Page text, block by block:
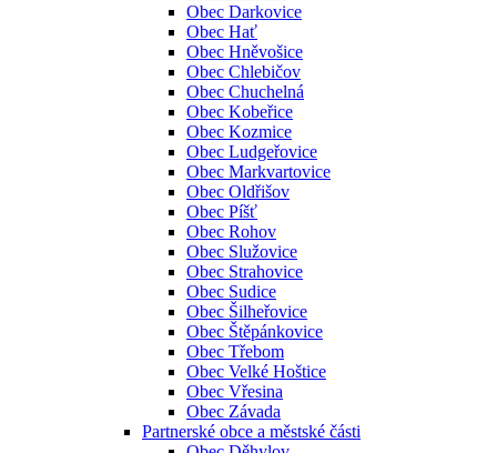
Obec Darkovice
Obec Hať
Obec Hněvošice
Obec Chlebičov
Obec Chuchelná
Obec Kobeřice
Obec Kozmice
Obec Ludgeřovice
Obec Markvartovice
Obec Oldřišov
Obec Píšť
Obec Rohov
Obec Služovice
Obec Strahovice
Obec Sudice
Obec Šilheřovice
Obec Štěpánkovice
Obec Třebom
Obec Velké Hoštice
Obec Vřesina
Obec Závada
Partnerské obce a městské části